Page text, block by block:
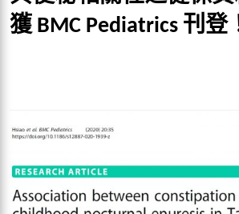
獲 BMC Pediatrics 刊登